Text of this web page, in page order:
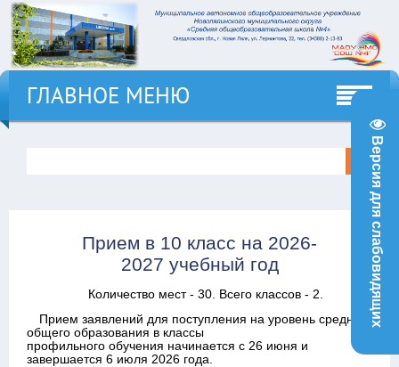
Версия для слабовидящих
ГЛАВНОЕ МЕНЮ
Прием в 10 класс на 2026-
2027 учебный год
Количество мест - 30. Всего классов - 2.
Прием заявлений для поступления на уровень среднего
общего образования в классы
профильного обучения начинается с 26 июня и
завершается 6 июля 2026 года.